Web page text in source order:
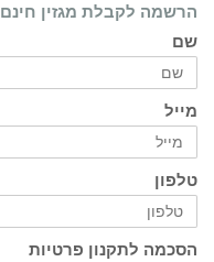
הרשמה לקבלת מגזין חינם
שם
מייל
טלפון
הסכמה לתקנון פרטיות